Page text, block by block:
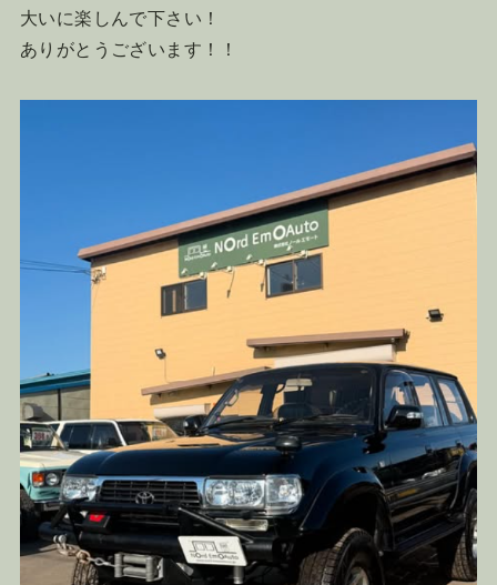
大いに楽しんで下さい！
ありがとうございます！！